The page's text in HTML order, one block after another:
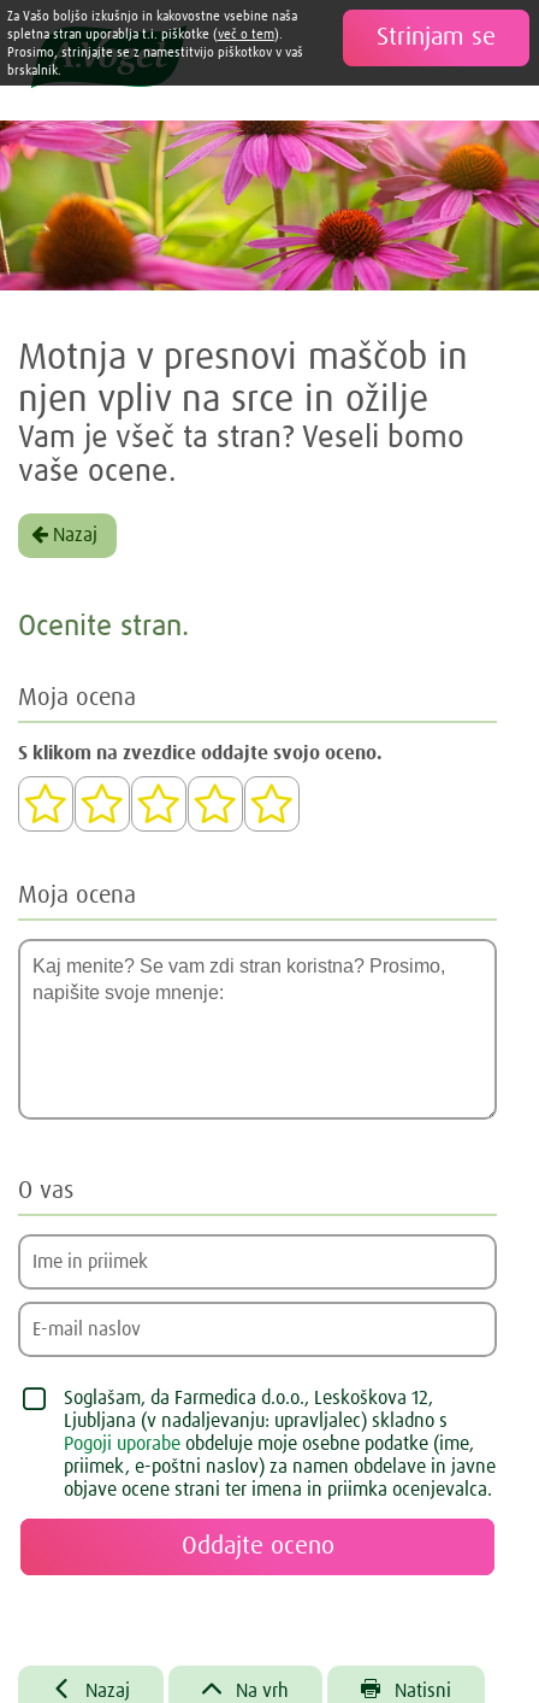

Motnja v presnovi maščob in
njen vpliv na srce in ožilje
Vam je všeč ta stran? Veseli bomo
vaše ocene.
Nazaj
Ocenite stran.
Moja ocena
S klikom na zvezdice oddajte svojo oceno.
Moja ocena
O vas
Soglašam, da Farmedica d.o.o., Leskoškova 12,
Ljubljana (v nadaljevanju: upravljalec) skladno s
Pogoji uporabeobdeluje moje osebne podatke (ime,
priimek, e-poštni naslov) za namen obdelave in javne
objave ocene strani ter imena in priimka ocenjevalca.
 Nazaj  Na vrh  Natisni
Strinjam se
Za Vašo boljšo izkušnjo in kakovostne vsebine naša
spletna stran uporablja t.i. piškotke (več o tem).
Prosimo, strinjajte se z namestitvijo piškotkov v vaš
brskalnik.